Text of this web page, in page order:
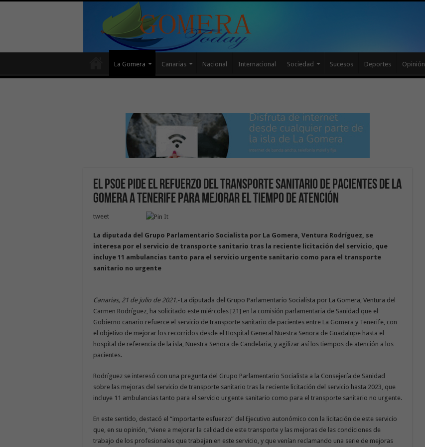
La Gomera Canarias Nacional Internacional Sociedad Sucesos Deportes Opinión
El PSOE pide el refuerzo del transporte sanitario de pacientes de La
Gomera a Tenerife para mejorar el tiempo de atención
tweet
La diputada del Grupo Parlamentario Socialista por La Gomera, Ventura Rodríguez, se
interesa por el servicio de transporte sanitario tras la reciente licitación del servicio, que
incluye 11 ambulancias tanto para el servicio urgente sanitario como para el transporte
sanitario no urgente
Canarias, 21 de julio de 2021.- La diputada del Grupo Parlamentario Socialista por La Gomera, Ventura del
Carmen Rodríguez, ha solicitado este miércoles [21] en la comisión parlamentaria de Sanidad que el
Gobierno canario refuerce el servicio de transporte sanitario de pacientes entre La Gomera y Tenerife, con
el objetivo de mejorar los recorridos desde el Hospital General Nuestra Señora de Guadalupe hasta el
hospital de referencia de la isla, Nuestra Señora de Candelaria, y agilizar así los tiempos de atención a los
pacientes.
Rodríguez se interesó con una pregunta del Grupo Parlamentario Socialista a la Consejería de Sanidad
sobre las mejoras del servicio de transporte sanitario tras la reciente licitación del servicio hasta 2023, que
incluye 11 ambulancias tanto para el servicio urgente sanitario como para el transporte sanitario no urgente.
En este sentido, destacó el “importante esfuerzo” del Ejecutivo autonómico con la licitación de este servicio
que, en su opinión, “viene a mejorar la calidad de este transporte y las mejoras de las condiciones de
trabajo de los profesionales que trabajan en este servicio, y que venían reclamando una serie de mejoras